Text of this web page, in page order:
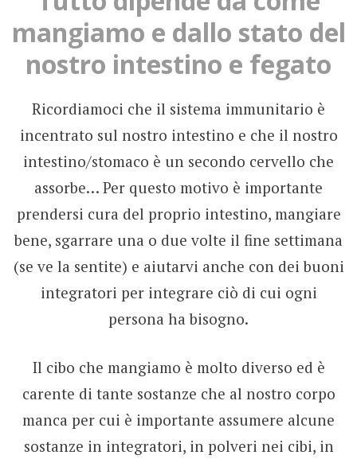
mangiamo e dallo stato del
nostro intestino e fegato
Ricordiamoci che il sistema immunitario è
incentrato sul nostro intestino e che il nostro
intestino/stomaco è un secondo cervello che
assorbe… Per questo motivo è importante
prendersi cura del proprio intestino, mangiare
bene, sgarrare una o due volte il fine settimana
(se ve la sentite) e aiutarvi anche con dei buoni
integratori per integrare ciò di cui ogni
persona ha bisogno.
Il cibo che mangiamo è molto diverso ed è
carente di tante sostanze che al nostro corpo
manca per cui è importante assumere alcune
sostanze in integratori, in polveri nei cibi, in